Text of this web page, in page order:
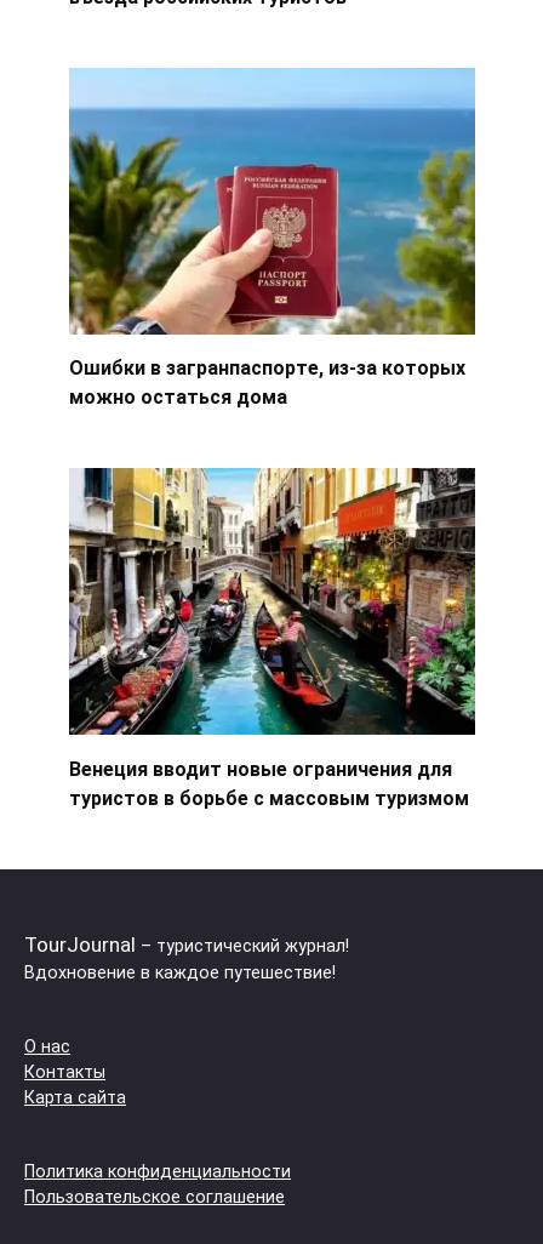
Ошибки в загранпаспорте, из-за которых
можно остаться дома
Венеция вводит новые ограничения для
туристов в борьбе с массовым туризмом
TourJournal – туристический журнал!
Вдохновение в каждое путешествие!
О нас
Контакты
Карта сайта
Политика конфиденциальности
Пользовательское соглашение